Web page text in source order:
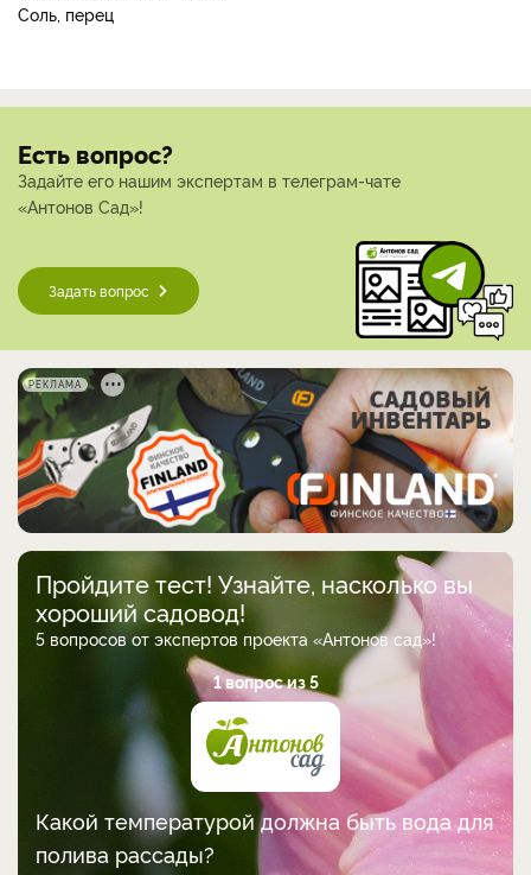
Соль, перец
Есть вопрос?
Задайте его нашим экспертам в телеграм-чате
«Антонов Сад»!
Задать вопрос
РЕКЛАМА
Пройдите тест! Узнайте, насколько вы
хороший садовод!
5 вопросов от экспертов проекта «Антонов сад»!
1 вопрос из 5
Какой температурой должна быть вода для
полива рассады?